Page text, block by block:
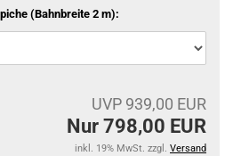
(Bahnbreite 2 m):
UVP 939,00 EUR
Nur 798,00 EUR
inkl. 19% MwSt. zzgl. Versand